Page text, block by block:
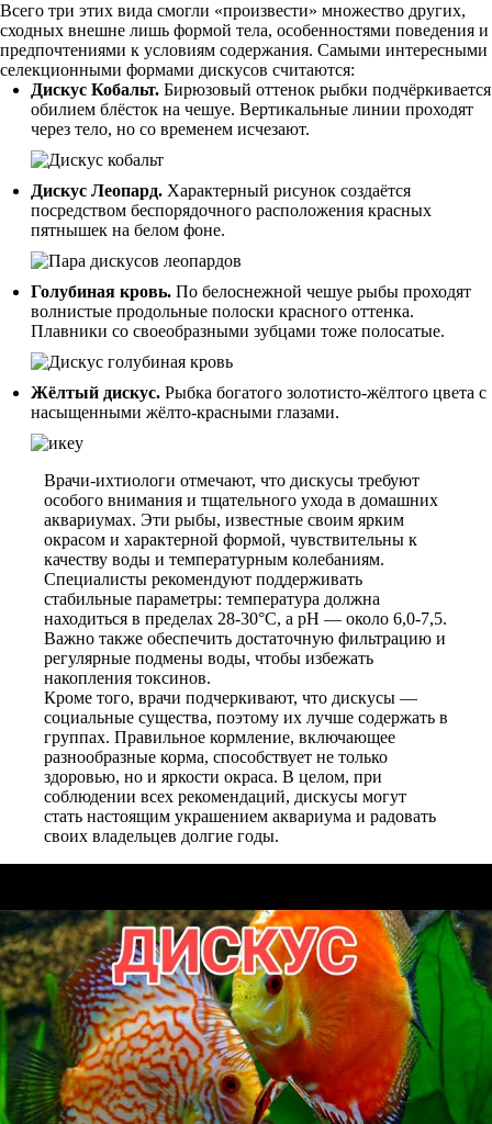
Всего три этих вида смогли «произвести» множество других,
сходных внешне лишь формой тела, особенностями поведения и
предпочтениями к условиям содержания. Самыми интересными
селекционными формами дискусов считаются:
Дискус Кобальт. Бирюзовый оттенок рыбки подчёркивается
обилием блёсток на чешуе. Вертикальные линии проходят
через тело, но со временем исчезают.
Дискус Леопард. Характерный рисунок создаётся
посредством беспорядочного расположения красных
пятнышек на белом фоне.
Голубиная кровь. По белоснежной чешуе рыбы проходят
волнистые продольные полоски красного оттенка.
Плавники со своеобразными зубцами тоже полосатые.
Жёлтый дискус. Рыбка богатого золотисто-жёлтого цвета с
насыщенными жёлто-красными глазами.
Врачи-ихтиологи отмечают, что дискусы требуют
особого внимания и тщательного ухода в домашних
аквариумах. Эти рыбы, известные своим ярким
окрасом и характерной формой, чувствительны к
качеству воды и температурным колебаниям.
Специалисты рекомендуют поддерживать
стабильные параметры: температура должна
находиться в пределах 28-30°C, а pH — около 6,0-7,5.
Важно также обеспечить достаточную фильтрацию и
регулярные подмены воды, чтобы избежать
накопления токсинов.
Кроме того, врачи подчеркивают, что дискусы —
социальные существа, поэтому их лучше содержать в
группах. Правильное кормление, включающее
разнообразные корма, способствует не только
здоровью, но и яркости окраса. В целом, при
соблюдении всех рекомендаций, дискусы могут
стать настоящим украшением аквариума и радовать
своих владельцев долгие годы.